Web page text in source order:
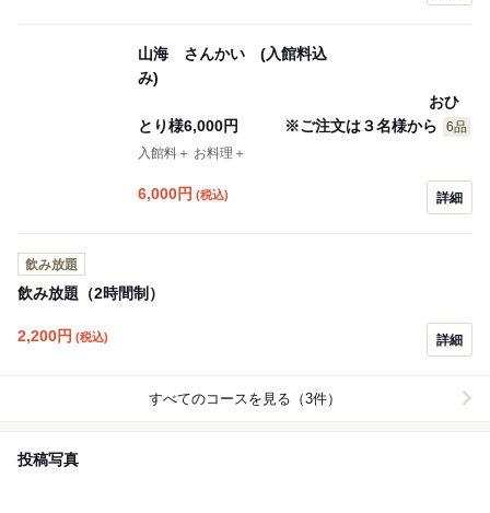
山海 さんかい (入館料込
み)
おひ
とり様6,000円 ※ご注文は３名様から
6品
入館料＋ お料理＋
6,000円 (税込) 詳細
飲み放題
飲み放題（2時間制）
2,200円 (税込) 詳細
すべてのコースを見る（3件）
投稿写真